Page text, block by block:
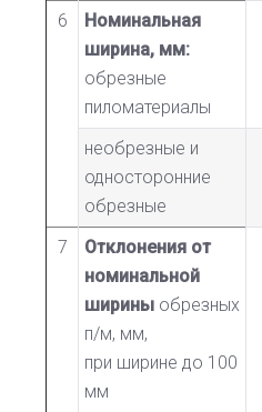
6
Номинальная
ширина, мм:
обрезные
пиломатериалы
необрезные и
односторонние
обрезные
7
Отклонения от
номинальной
ширины обрезных
п/м, мм,
при ширине до 100
мм